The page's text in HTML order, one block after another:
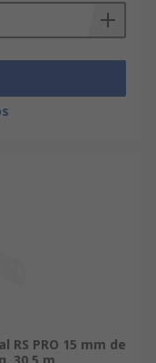
PRO 15 mm de